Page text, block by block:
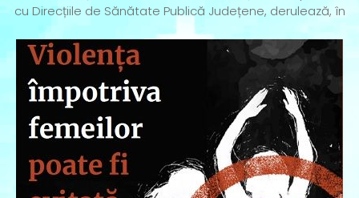
cu Direcțiile de Sănătate Publică Județene, derulează, în